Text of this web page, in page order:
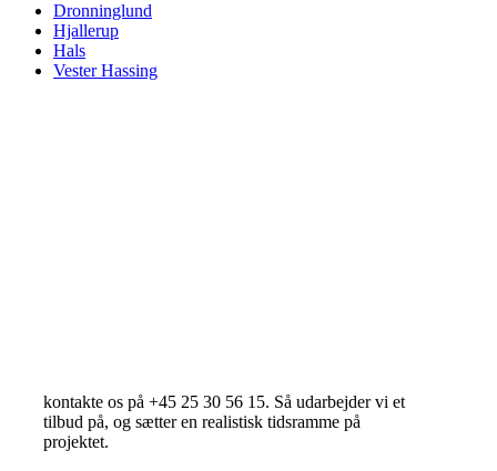
Dronninglund
Hjallerup
Hals
Vester Hassing
kontakte os på +45 25 30 56 15. Så udarbejder vi et
tilbud på, og sætter en realistisk tidsramme på
projektet.